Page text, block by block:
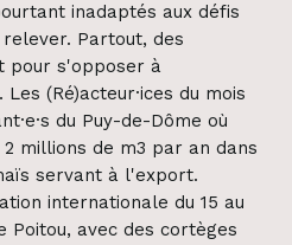
inadaptés aux défis
Partout, des
pour s'opposer à
(Ré)acteur·ices du mois
du Puy-de-Dôme où
millions de m3 par an dans
servant à l'export.
internationale du 15 au
Poitou, avec des cortèges